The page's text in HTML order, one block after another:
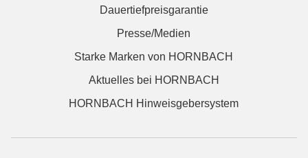
Dauertiefpreisgarantie
Presse/Medien
Starke Marken von HORNBACH
Aktuelles bei HORNBACH
HORNBACH Hinweisgebersystem